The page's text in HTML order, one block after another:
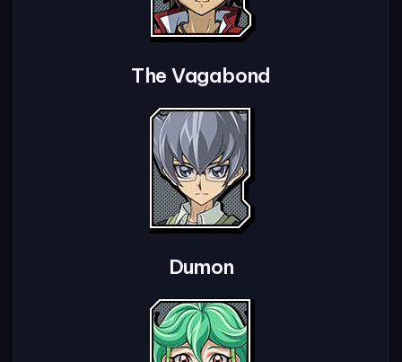
The Vagabond
Dumon